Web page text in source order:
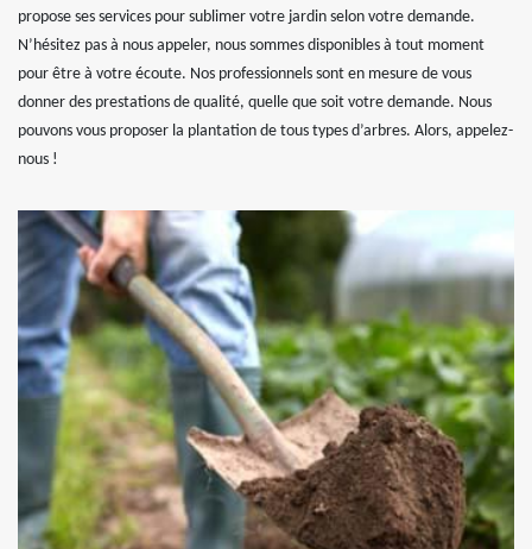
propose ses services pour sublimer votre jardin selon votre demande.
N’hésitez pas à nous appeler, nous sommes disponibles à tout moment
pour être à votre écoute. Nos professionnels sont en mesure de vous
donner des prestations de qualité, quelle que soit votre demande. Nous
pouvons vous proposer la plantation de tous types d’arbres. Alors, appelez-
nous !